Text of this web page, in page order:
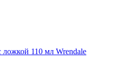
ложкой 110 мл Wrendale